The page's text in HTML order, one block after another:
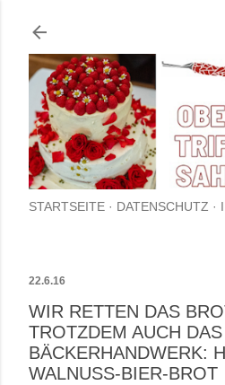
STARTSEITE DATENSCHUTZ
22.6.16
WIR RETTEN DAS
TROTZDEM AUCH DAS
BÄCKERHANDWERK:
WALNUSS-BIER-BROT